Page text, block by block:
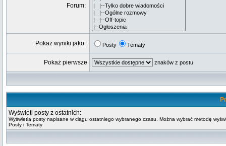
Forum:
Pokaż wyniki jako: Posty Tematy
Pokaż pierwsze znaków z postu
Wyświetl posty z ostatnich:
Wyświetla posty napisane w ciągu ostatniego wybranego czasu. Można wybrać metodę
Posty i Tematy